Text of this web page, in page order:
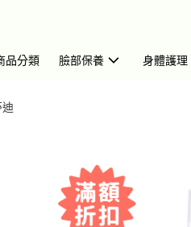
品分類 臉部保養 身體護理